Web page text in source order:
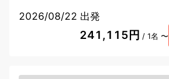
2026/08/22 出発
241,115円 / 1名 〜